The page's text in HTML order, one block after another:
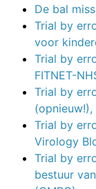
De bal
Trial by
voor
Trial by
FITNET-
Trial by
Trial by
Virology
Trial by
bestuur